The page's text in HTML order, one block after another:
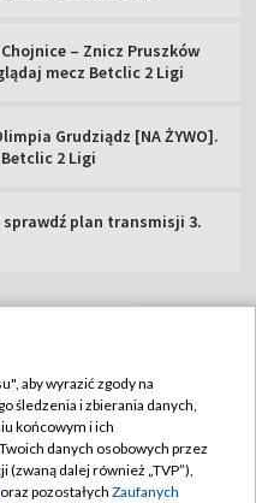
– Znicz Pruszków
mecz Betclic 2 Ligi
Grudziądz [NA ŻYWO].
2 Ligi
sprawdź plan transmisji 3.
TVP
TVP
aby wyrazić zgody na
śledzenia i zbierania danych,
końcowym i ich
danych osobowych przez
(zwaną dalej również „TVP”),
oraz pozostałych Zaufanych